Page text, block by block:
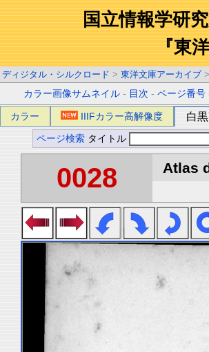
国立情報学研
『東
ディジタル・シルクロード > 東洋文庫アーカイブ >
カラー画像サムネイル - 目次 -ページ番号
カラー IIIFカラー高解像度 白
ページ検索 タイトル
0028 Atlas